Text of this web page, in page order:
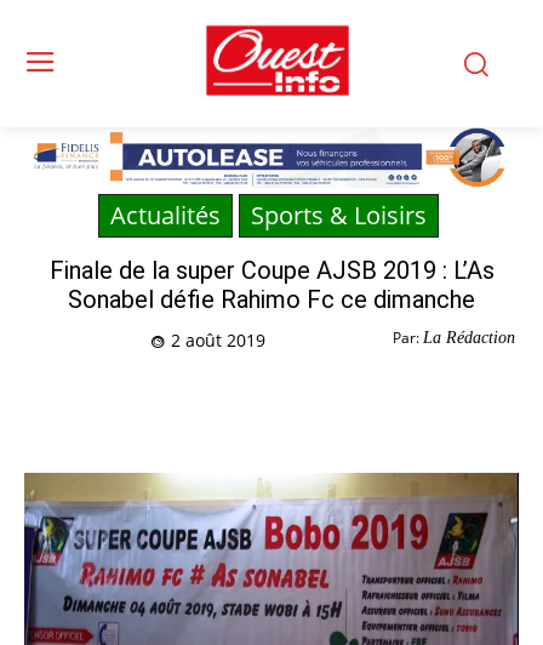
Actualités Sports & Loisirs
Finale de la super Coupe AJSB 2019 : L’As
Sonabel défie Rahimo Fc ce dimanche
Par: La Rédaction
2 août 2019